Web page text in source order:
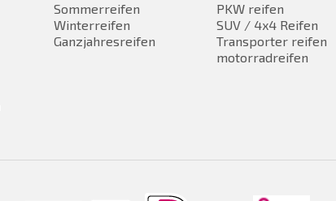
Sommerreifen
Winterreifen
Ganzjahresreifen
PKW reifen
SUV / 4x4 Reifen
Transporter reifen
motorradreifen